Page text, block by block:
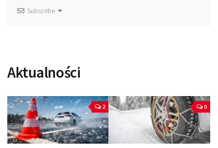
Subscribe
Aktualności
2 0